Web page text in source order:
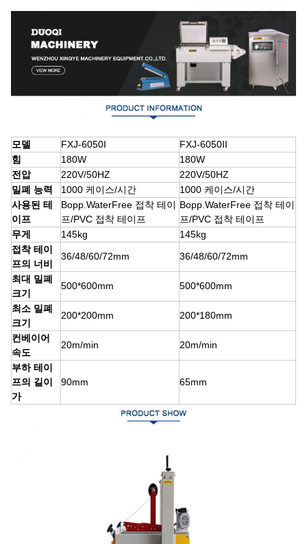
모델 FXJ-6050I
FXJ-6050II
힘
180W
180W
전압
220V/50HZ
220V/50HZ
밀폐 능력
1000 케이스/시간
1000 케이스/시간
사용된 테
이프
Bopp.WaterFree 접착 테이
프/PVC 접착 테이프
Bopp.WaterFree 접착 테이
프/PVC 접착 테이프
무게
145kg
145kg
접착 테이
프의 너비
36/48/60/72mm 36/48/60/72mm
최대 밀폐
크기
500*600mm 500*600mm
최소 밀폐
크기
200*200mm 200*180mm
컨베이어
속도
20m/min 20m/min
부하 테이
프의 길이
가
90mm 65mm